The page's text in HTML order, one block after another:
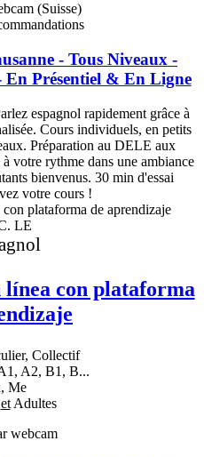
(Suisse)
- Tous Niveaux -
En Présentiel & En Ligne
espagnol rapidement grâce à
Cours individuels, en petits
Préparation au DELE aux
votre rythme dans une ambiance
bienvenus. 30 min d'essai
votre cours !
LE
línea con plataforma
Collectif
A2, B1, B...
Me
etAdultes
webcam